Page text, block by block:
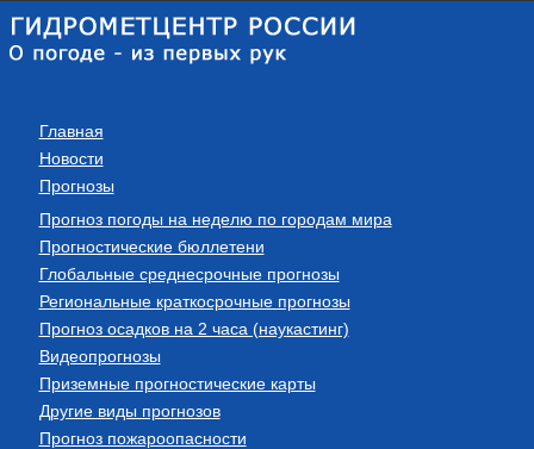
Главная
Новости
Прогнозы
Прогноз погоды на неделю по городам мира
Прогностические бюллетени
Глобальные среднесрочные прогнозы
Региональные краткосрочные прогнозы
Прогноз осадков на 2 часа (наукастинг)
Видеопрогнозы
Приземные прогностические карты
Другие виды прогнозов
Прогноз пожароопасности